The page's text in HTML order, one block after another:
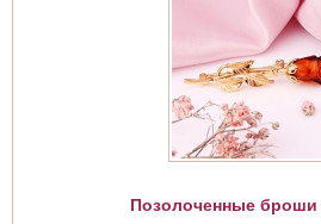
Позолоченные броши